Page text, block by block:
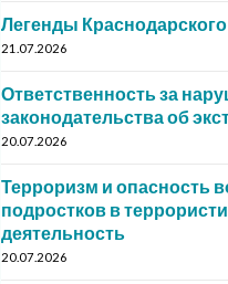
Легенды Краснодарского
21.07.2026
Ответственность за
законодательства об
20.07.2026
Терроризм и опасность
подростков в
деятельность
20.07.2026